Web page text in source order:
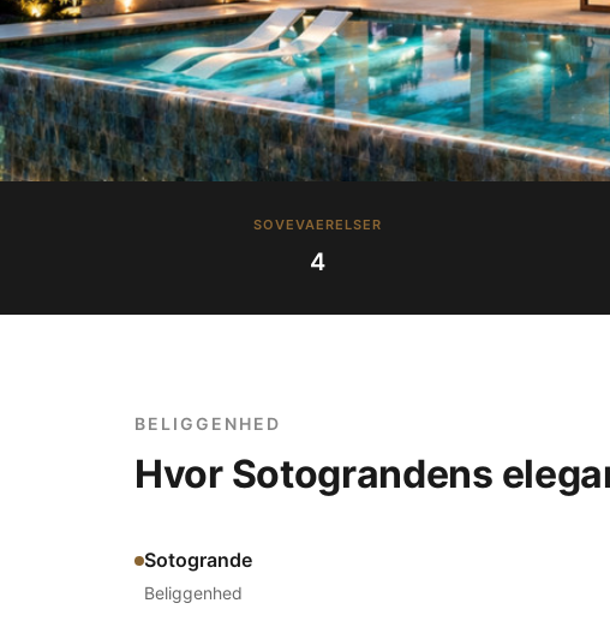
SOVEVAERELSER
4
BELIGGENHED
Hvor Sotograndens
Sotogrande
Beliggenhed